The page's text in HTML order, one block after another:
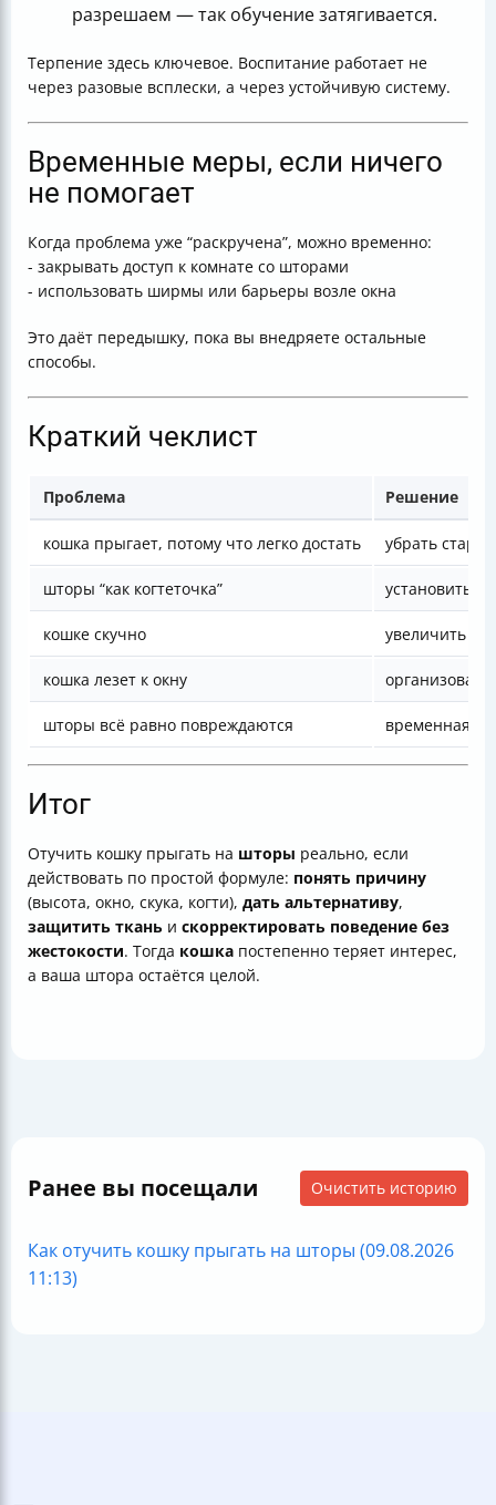
разрешаем — так обучение затягивается.
Терпение здесь ключевое. Воспитание работает не
через разовые всплески, а через устойчивую систему.
Временные меры, если ничего
не помогает
Когда проблема уже “раскручена”, можно временно:
- закрывать доступ к комнате со шторами
- использовать ширмы или барьеры возле окна
Это даёт передышку, пока вы внедряете остальные
способы.
Краткий чеклист
Проблема Решение
кошка прыгает, потому что легко достать убрать
шторы “как когтеточка” установить
кошке скучно увеличить
кошка лезет к окну
шторы всё равно повреждаются временная
Итог
Отучить кошку прыгать на шторы реально, если
действовать по простой формуле: понять причину
(высота, окно, скука, когти), дать альтернативу,
защитить ткань и скорректировать поведение без
жестокости. Тогда кошка постепенно теряет интерес,
а ваша штора остаётся целой.
Ранее вы посещали Очистить историю
Как отучить кошку прыгать на шторы (09.08.2026
11:13)